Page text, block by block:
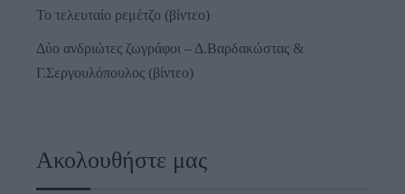
Το τελευταίο ρεμέτζο (βίντεο)
Δύο ανδριώτες ζωγράφοι – Δ.Βαρδακώστας &
Γ.Σεργουλόπουλος (βίντεο)
Ακολουθήστε μας